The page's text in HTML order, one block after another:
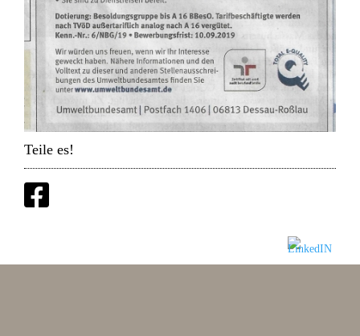
Teile es!